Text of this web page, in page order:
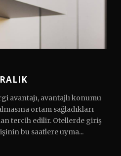
avantajı, avantajlı konumu
ortam sağladıkları
tercih edilir. Otellerde giriş
bu saatlere uyma...